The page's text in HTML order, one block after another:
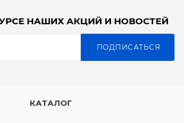
НАШИХ АКЦИЙ И НОВОСТЕЙ
ПОДПИСАТЬСЯ
КАТАЛОГ